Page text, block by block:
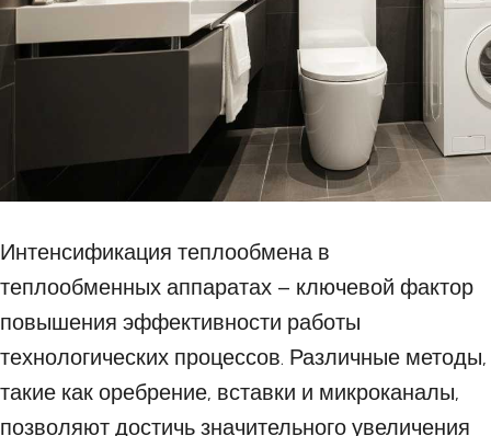
Интенсификация теплообмена в
теплообменных аппаратах – ключевой фактор
повышения эффективности работы
технологических процессов. Различные методы,
такие как оребрение, вставки и микроканалы,
позволяют достичь значительного увеличения